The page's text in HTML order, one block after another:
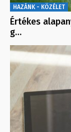
HAZÁNK - KÖZÉLET
Értékes
g…